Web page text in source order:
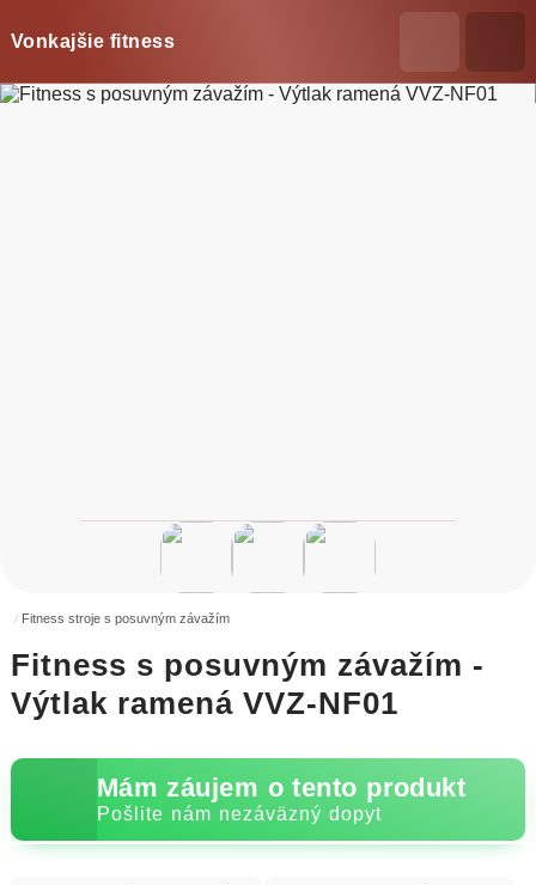
Vonkajšie fitness
Fitness stroje s posuvným závažím
Fitness s posuvným závažím -
Výtlak ramená VVZ-NF01
Mám záujem o tento produkt
Pošlite nám nezáväzný dopyt